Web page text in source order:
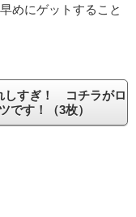
めにゲットすること
しすぎ！ コチラがロ
です！（3枚）